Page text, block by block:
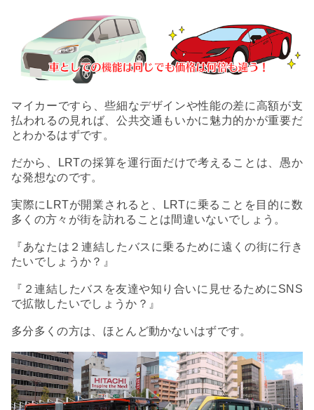
マイカーですら、些細なデザインや性能の差に高額が支
払われるの見れば、公共交通もいかに魅力的かが重要だ
とわかるはずです。
だから、LRTの採算を運行面だけで考えることは、愚か
な発想なのです。
実際にLRTが開業されると、LRTに乗ることを目的に数
多くの方々が街を訪れることは間違いないでしょう。
『あなたは２連結したバスに乗るために遠くの街に行き
たいでしょうか？』
『２連結したバスを友達や知り合いに見せるためにSNS
で拡散したいでしょうか？』
多分多くの方は、ほとんど動かないはずです。